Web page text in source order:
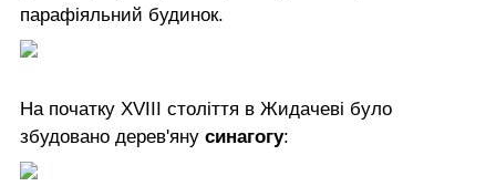
парафіяльний будинок.
На початку XVIII століття в Жидачеві було
збудовано дерев'яну синагогу: